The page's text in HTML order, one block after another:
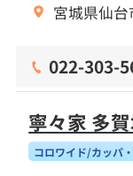
宮城県仙
022-303-
寧々家 多
コロワイド/カッパ